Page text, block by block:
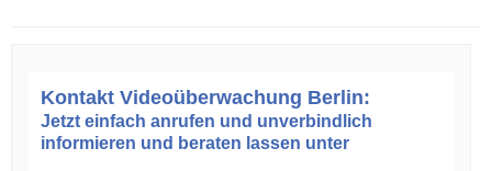
Kontakt Videoüberwachung Berlin:
Jetzt einfach anrufen und unverbindlich
informieren und beraten lassen unter